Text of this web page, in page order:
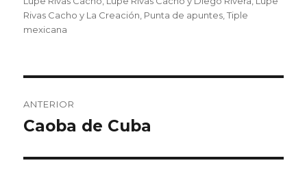
Rivas Cacho y La Creación Punta de apuntes ,Tiple
mexicana
navigation
ANTERIOR
Entrada
Caoba de Cuba